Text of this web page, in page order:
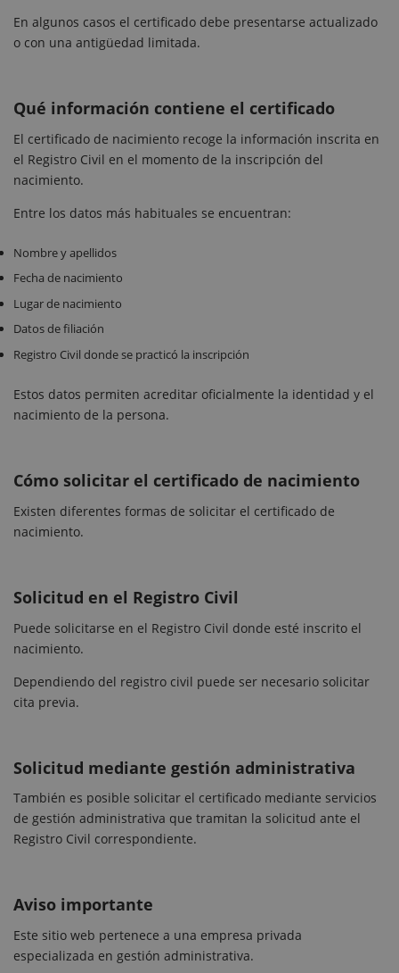
En algunos casos el certificado debe presentarse actualizado
o con una antigüedad limitada.
Qué información contiene el certificado
El certificado de nacimiento recoge la información inscrita en
el Registro Civil en el momento de la inscripción del
nacimiento.
Entre los datos más habituales se encuentran:
Nombre y apellidos
Fecha de nacimiento
Lugar de nacimiento
Datos de filiación
Registro Civil donde se practicó la inscripción
Estos datos permiten acreditar oficialmente la identidad y el
nacimiento de la persona.
Cómo solicitar el certificado de nacimiento
Existen diferentes formas de solicitar el certificado de
nacimiento.
Solicitud en el Registro Civil
Puede solicitarse en el Registro Civil donde esté inscrito el
nacimiento.
Dependiendo del registro civil puede ser necesario solicitar
cita previa.
Solicitud mediante gestión administrativa
También es posible solicitar el certificado mediante servicios
de gestión administrativa que tramitan la solicitud ante el
Registro Civil correspondiente.
Aviso importante
Este sitio web pertenece a una empresa privada
especializada en gestión administrativa.